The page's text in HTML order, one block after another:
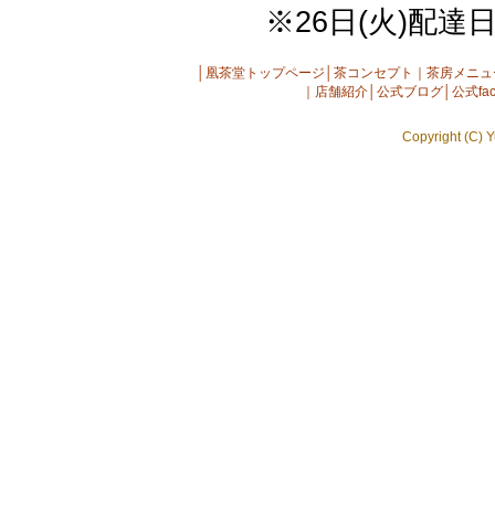
※26日(火)配達
凰茶堂トップページ 茶コンセプト
茶房メニ
店舗紹介 公式ブログ 公式
Copyright (C)